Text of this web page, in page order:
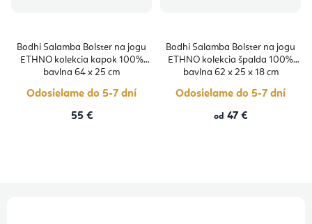
Bodhi Salamba Bolster na jogu
ETHNO kolekcia kapok 100%
bavlna 64 x 25 cm
Odosielame do 5-7 dní
55 €
Bodhi Salamba Bolster na jogu
ETHNO kolekcia špalda 100%
bavlna 62 x 25 x 18 cm
Odosielame do 5-7 dní
od 47 €